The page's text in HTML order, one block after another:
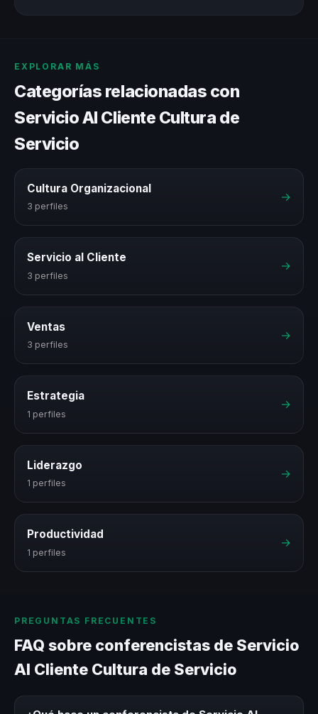
EXPLORAR MÁS
Categorías relacionadas con
Servicio Al Cliente Cultura de
Servicio
Cultura Organizacional
3 perfiles
→
Servicio al Cliente
3 perfiles
→
Ventas
3 perfiles
→
Estrategia
1 perfiles
→
Liderazgo
1 perfiles
→
Productividad
1 perfiles
→
PREGUNTAS FRECUENTES
FAQ sobre conferencistas de Servicio
Al Cliente Cultura de Servicio